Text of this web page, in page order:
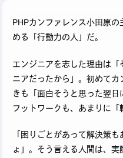
X
PHPカンファレンス小田原
める「行動力の人」だ。
エンジニアを志した理由は
ニアだったから」。初めてカ
きも「面白そうと思った翌
フットワークも、あまりに「
「困りごとがあって解決策
ょ」。そう言える人間は、実